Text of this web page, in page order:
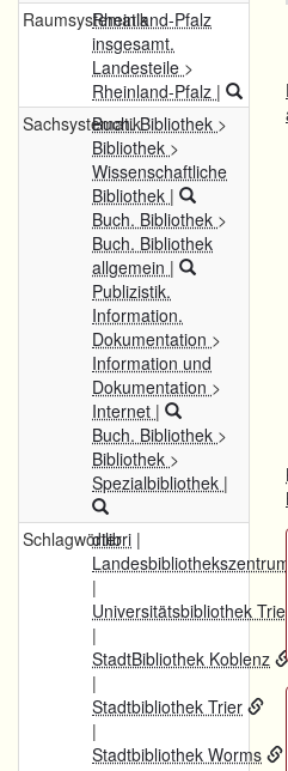
RaumsystematikRheinland-Pfalz
insgesamt.
Landesteile >
Rheinland-Pfalz |
SachsystematikBuch. Bibliothek >
Bibliothek >
Wissenschaftliche
Bibliothek |
Buch. Bibliothek >
Buch. Bibliothek
allgemein |
Publizistik.
Information.
Dokumentation >
Information und
Dokumentation >
Internet |
Buch. Bibliothek >
Bibliothek >
Spezialbibliothek |
Schlagwörter
dilibri |
|
Universitätsbibliothek Trier
|
StadtBibliothek Koblenz
|
Stadtbibliothek Trier
|
Stadtbibliothek Worms